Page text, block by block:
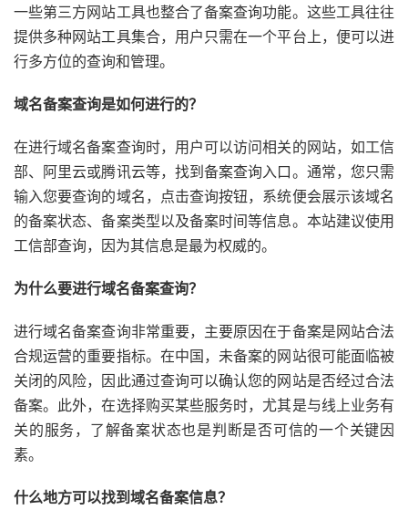
一些第三方网站工具也整合了备案查询功能。这些工具往往
提供多种网站工具集合，用户只需在一个平台上，便可以进
行多方位的查询和管理。
域名备案查询是如何进行的？
在进行域名备案查询时，用户可以访问相关的网站，如工信
部、阿里云或腾讯云等，找到备案查询入口。通常，您只需
输入您要查询的域名，点击查询按钮，系统便会展示该域名
的备案状态、备案类型以及备案时间等信息。本站建议使用
工信部查询，因为其信息是最为权威的。
为什么要进行域名备案查询？
进行域名备案查询非常重要，主要原因在于备案是网站合法
合规运营的重要指标。在中国，未备案的网站很可能面临被
关闭的风险，因此通过查询可以确认您的网站是否经过合法
备案。此外，在选择购买某些服务时，尤其是与线上业务有
关的服务，了解备案状态也是判断是否可信的一个关键因
素。
什么地方可以找到域名备案信息？